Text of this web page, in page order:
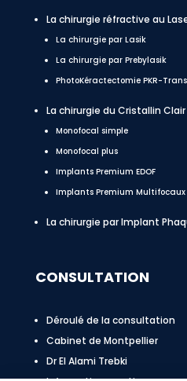
La chirurgie réfractive au
La chirurgie par Lasik
La chirurgie par Prebylasik
PhotoKéractectomie PKR-
La chirurgie du Cristallin Clair
Monofocal simple
Monofocal plus
Implants Premium EDOF
Implants Premium Multifocaux
La chirurgie par Implant
CONSULTATION
Déroulé de la consultation
Cabinet de Montpellier
Dr El Alami Trebki